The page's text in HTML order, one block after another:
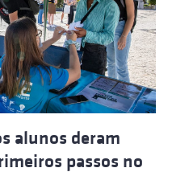
alunos deram
passos no